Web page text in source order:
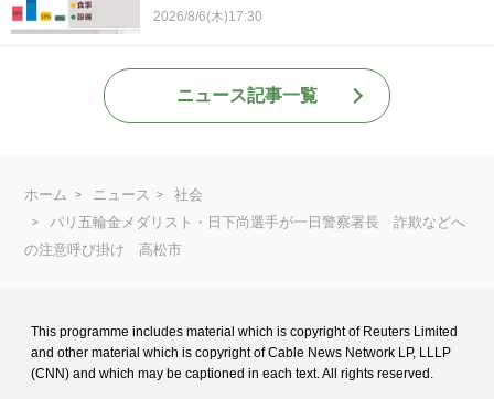
2026/8/6(木)17:30
ニュース記事一覧
ホーム ニュース
社会
パリ五輪金メダリスト・日下尚選手が一日警察署長 詐欺などへ
の注意呼び掛け 高松市
This programme includes material which is copyright of Reuters Limited
and other material which is copyright of Cable News Network LP, LLLP
(CNN) and which may be captioned in each text. All rights reserved.